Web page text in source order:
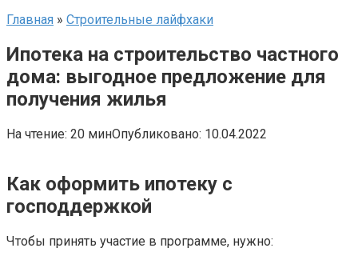
Главная » Строительные лайфхаки
Ипотека на строительство частного
дома: выгодное предложение для
получения жилья
На чтение: 20 минОпубликовано: 10.04.2022
Как оформить ипотеку с
господдержкой
Чтобы принять участие в программе, нужно: